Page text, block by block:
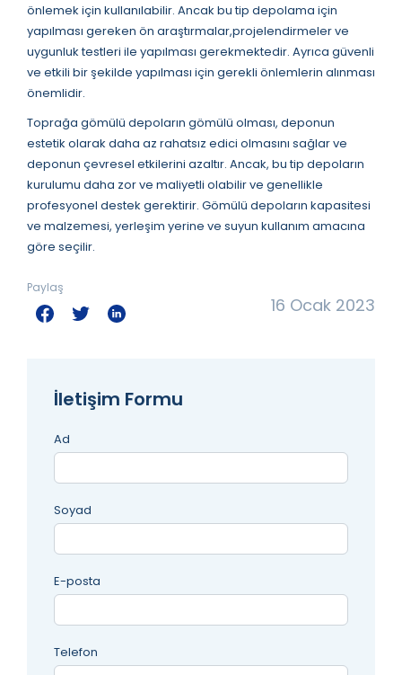
önlemek için kullanılabilir. Ancak bu tip depolama için
yapılması gereken ön araştırmalar,projelendirmeler ve
uygunluk testleri ile yapılması gerekmektedir. Ayrıca güvenli
ve etkili bir şekilde yapılması için gerekli önlemlerin alınması
önemlidir.
Toprağa gömülü depoların gömülü olması, deponun
estetik olarak daha az rahatsız edici olmasını sağlar ve
deponun çevresel etkilerini azaltır. Ancak, bu tip depoların
kurulumu daha zor ve maliyetli olabilir ve genellikle
profesyonel destek gerektirir. Gömülü depoların kapasitesi
ve malzemesi, yerleşim yerine ve suyun kullanım amacına
göre seçilir.
16 Ocak 2023
Paylaş
İletişim Formu
Ad
Soyad
E-posta
Telefon